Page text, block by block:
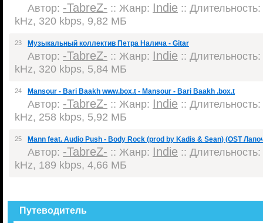
Автор: -TabreZ- :: Жанр: Indie ::
kHz, 320 kbps, 9,82 МБ
23 Музыкальный коллектив Петра Налича - Gitar
Автор: -TabreZ- :: Жанр: Indie ::
kHz, 320 kbps, 5,84 МБ
24 Mansour - Bari Baakh www.box.t - Mansour - Bari Baakh .box.t
Автор: -TabreZ- :: Жанр: Indie ::
kHz, 258 kbps, 5,92 МБ
25 Mann feat. Audio Push - Body Rock (prod by Kadis & Sean) (OST
Автор: -TabreZ- :: Жанр: Indie ::
kHz, 189 kbps, 4,66 МБ
Путеводитель